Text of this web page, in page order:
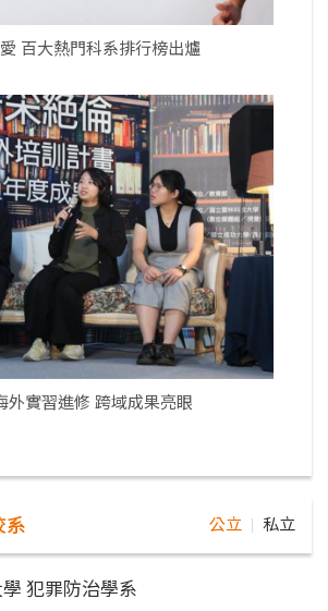
百大熱門科系排行榜出爐
外實習進修 跨域成果亮眼
系 公立 私立
犯罪防治學系